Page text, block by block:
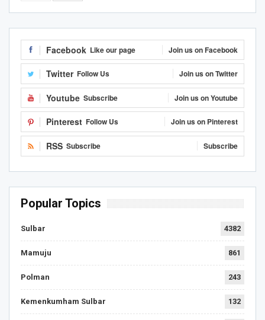
Facebook Like our page Join us on Facebook
Twitter Follow Us Join us on Twitter
Youtube Subscribe Join us on Youtube
Pinterest Follow Us Join us on Pinterest
RSS Subscribe Subscribe
Popular Topics
Sulbar 4382
Mamuju 861
Polman 243
Kemenkumham Sulbar 132